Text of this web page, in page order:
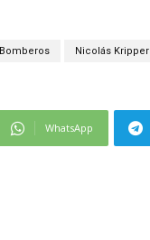
Bomberos Nicolás Kripper
WhatsApp